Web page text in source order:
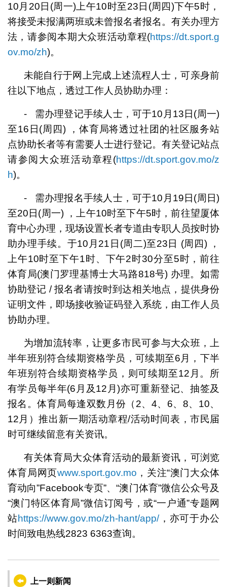
10月20日(周一)上午10时至23日(周四)下午5时，
将接受未报满两班或未曾报名者报名。有关办理方
法，请参阅本期大众班活动章程(https://dt.sport.g
ov.mo/zh)。
未能自行于网上完成上述流程人士，可亲身前
往以下地点，透过工作人员协助办理：
- 需办理登记手续人士，可于10月13日(周一)
至16日(周四) ，体育局将透过社团的社区服务站
点协助长者等有需要人士进行登记。有关登记站点
请参阅大众班活动章程(https://dt.sport.gov.mo/z
h)。
- 需办理报名手续人士，可于10月19日(周日)
至20日(周一) ，上午10时至下午5时，前往望厦体
育中心办理，现场设置长者专道由专职人员按时协
助办理手续。于10月21日(周二)至23日 (周四) ，
上午10时至下午1时、下午2时30分至5时，前往
体育局(澳门罗理基博士大马路818号) 办理。如需
协助登记 / 报名者请按时到达相关地点，提供身份
证明文件，即场接收验证码登入系统，由工作人员
协助办理。
为增加流转率，让更多市民可参与大众班，上
半年班别符合续期资格学员，可续期至6月，下半
年班别符合续期资格学员，则可续期至12月。所
有学员每半年(6月及12月)亦可重新登记、抽签及
报名。体育局每逢双数月份（2、4、6、8、10、
12月）推出新一期活动章程/活动时间表，市民届
时可继续留意有关资讯。
有关体育局大众体育活动的最新资讯，可浏览
体育局网页www.sport.gov.mo ，关注“澳门大众体
育动向”Facebook专页”、“澳门体育”微信公众号及
“澳门特区体育局”微信订阅号，或“一户通”专题网
站https://www.gov.mo/zh-hant/app/，亦可于办公
时间致电热线2823 6363查询。
上一则新闻